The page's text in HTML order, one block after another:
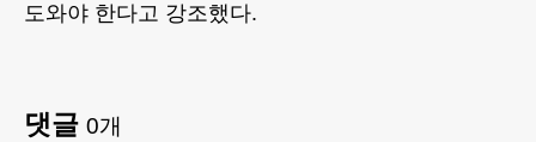
도와야 한다고 강조했다.
댓글 0개